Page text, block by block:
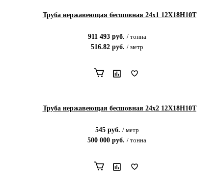
Труба нержавеющая бесшовная 24х1 12Х18Н10Т
911 493руб. / тонна
516.82руб. / метр
Труба нержавеющая бесшовная 24х2 12Х18Н10Т
545руб. / метр
500 000 руб. / тонна